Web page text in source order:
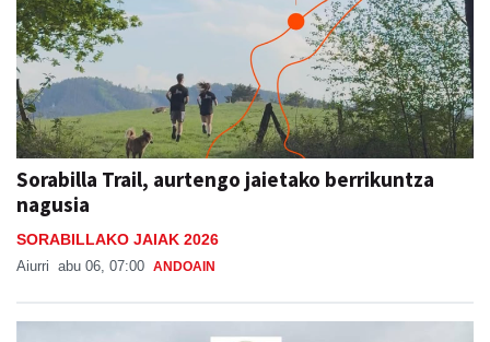
Sorabilla Trail, aurtengo jaietako berrikuntza
nagusia
SORABILLAKO JAIAK 2026
Aiurri abu 06, 07:00 ANDOAIN